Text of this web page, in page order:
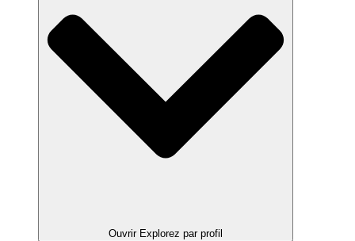
Ouvrir Explorez par profil